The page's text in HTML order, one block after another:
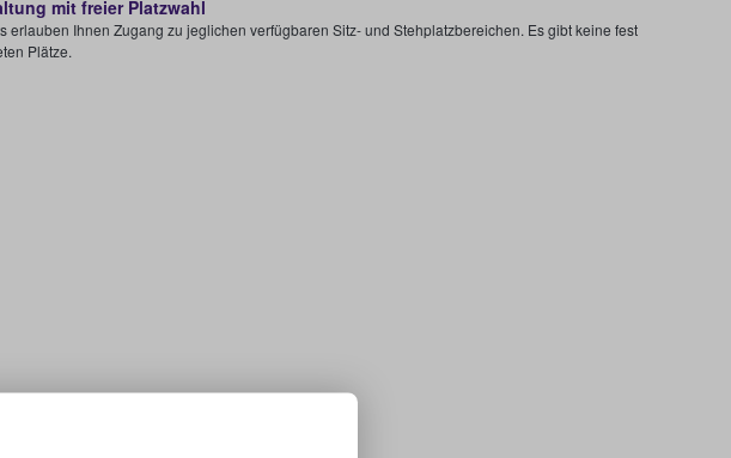
mit freier Platzwahl
erlauben Ihnen Zugang zu jeglichen verfügbaren Sitz- und Stehplatzbereichen. Es gibt keine fest
Plätze.